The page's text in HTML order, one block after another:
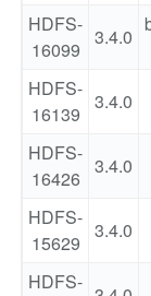
HDFS-
16099
3.4.0
HDFS-
16139
3.4.0
HDFS-
16426
3.4.0
HDFS-
15629
3.4.0
HDFS-